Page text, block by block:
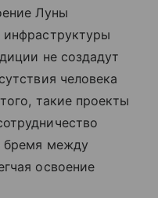
Луны
не создадут
человека
такие проекты
бремя между
освоение